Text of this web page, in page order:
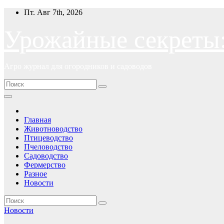
ПерейтиПт. Авг 7th, 2026
Главная
Животноводство
Птицеводство
Пчеловодство
Садоводство
Фермерство
Разное
Новости
Новости